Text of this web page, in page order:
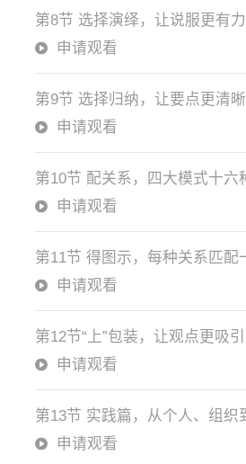
第8节 选择演绎，让说服更有力
申请观看
第9节 选择归纳，让要点更清晰
申请观看
第10节 配关系，四大模式十六
申请观看
第11节 得图示，每种关系匹配
申请观看
第12节“上”包装，让观点更吸
申请观看
第13节 实践篇，从个人、组织
申请观看